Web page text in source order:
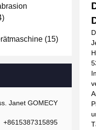
(15)
Janet GOMECY
+8615387315895